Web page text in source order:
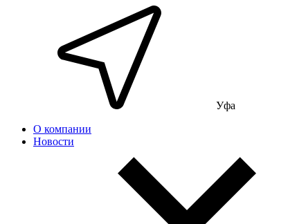
Уфа
О компании
Новости